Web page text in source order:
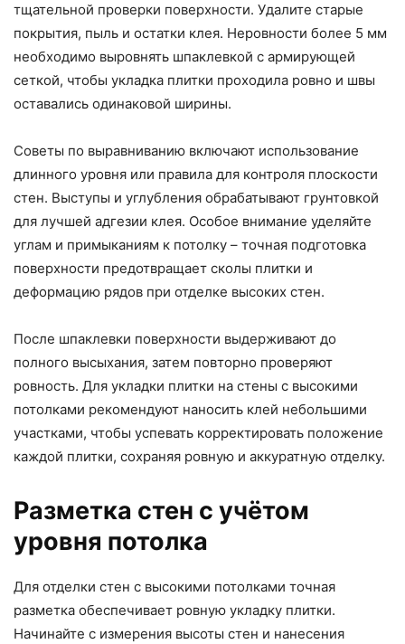
тщательной проверки поверхности. Удалите старые
покрытия, пыль и остатки клея. Неровности более 5 мм
необходимо выровнять шпаклевкой с армирующей
сеткой, чтобы укладка плитки проходила ровно и швы
оставались одинаковой ширины.
Советы по выравниванию включают использование
длинного уровня или правила для контроля плоскости
стен. Выступы и углубления обрабатывают грунтовкой
для лучшей адгезии клея. Особое внимание уделяйте
углам и примыканиям к потолку – точная подготовка
поверхности предотвращает сколы плитки и
деформацию рядов при отделке высоких стен.
После шпаклевки поверхности выдерживают до
полного высыхания, затем повторно проверяют
ровность. Для укладки плитки на стены с высокими
потолками рекомендуют наносить клей небольшими
участками, чтобы успевать корректировать положение
каждой плитки, сохраняя ровную и аккуратную отделку.
Разметка стен с учётом
уровня потолка
Для отделки стен с высокими потолками точная
разметка обеспечивает ровную укладку плитки.
Начинайте с измерения высоты стен и нанесения